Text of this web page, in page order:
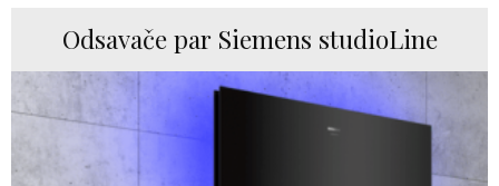
Odsavače par Siemens studioLine